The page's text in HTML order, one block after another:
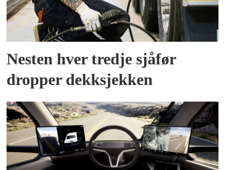
Nesten hver tredje sjåfør
dropper dekksjekken